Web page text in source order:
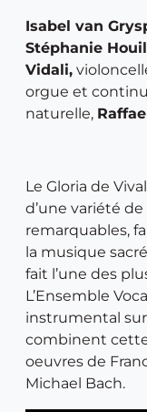
Isabel van
Stéphanie
Vidali,
orgue et
naturelle,
Le Gloria de
d’une variété
remarquables,
la musique
fait l’une des
L’Ensemble
instrumental
combinent
oeuvres de
Michael Bach.